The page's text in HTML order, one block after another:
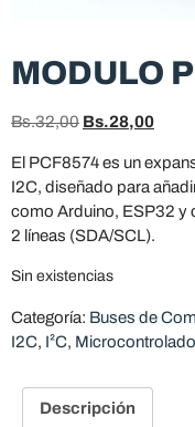
MODULO
Bs.32,00 Bs.28,00
El PCF8574 es un
I2C, diseñado para
como Arduino, ESP32 y
2 líneas (SDA/SCL).
Sin existencias
Categoría: Buses de
I2C, I²C,
Descripción